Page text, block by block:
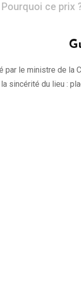
Pourquoi ce prix
par le ministre de la
sincérité du lieu :